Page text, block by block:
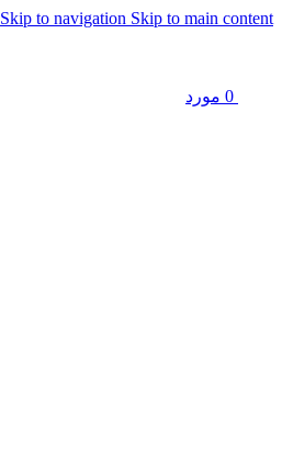
Skip to navigation Skip to main content
0 مورد